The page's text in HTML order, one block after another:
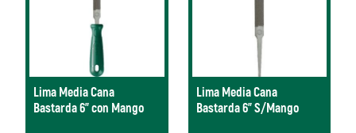
Lima Media Cana
Bastarda 6" con Mango
Lima Media Cana
Bastarda 6" S/Mango